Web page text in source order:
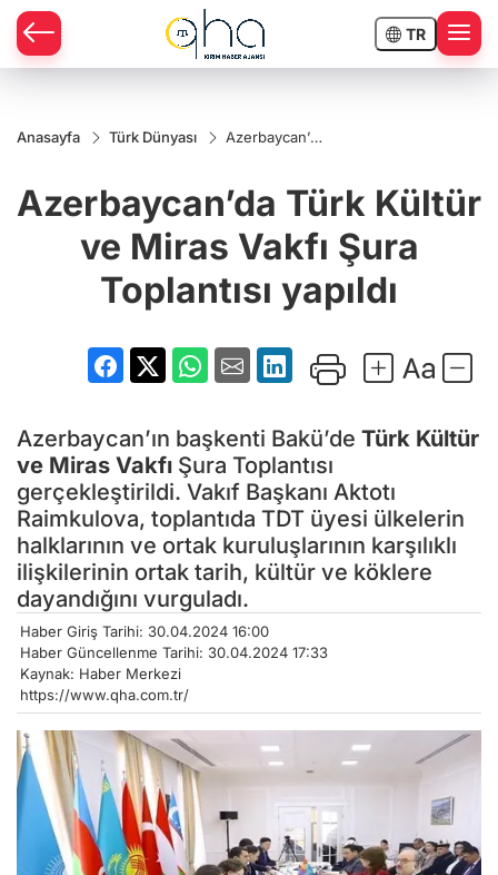
TR
Anasayfa Türk Dünyası
Azerbaycan’da
Şura Toplantısı
yapıldı
Azerbaycan’da Türk Kültür
ve Miras Vakfı Şura
Toplantısı yapıldı
Azerbaycan’ın başkenti Bakü’de Türk Kültür
ve Miras Vakfı Şura Toplantısı
gerçekleştirildi. Vakıf Başkanı Aktotı
Raimkulova, toplantıda TDT üyesi ülkelerin
halklarının ve ortak kuruluşlarının karşılıklı
ilişkilerinin ortak tarih, kültür ve köklere
dayandığını vurguladı.
Haber Giriş Tarihi: 30.04.2024 16:00
Haber Güncellenme Tarihi: 30.04.2024 17:33
Kaynak: Haber Merkezi
https://www.qha.com.tr/